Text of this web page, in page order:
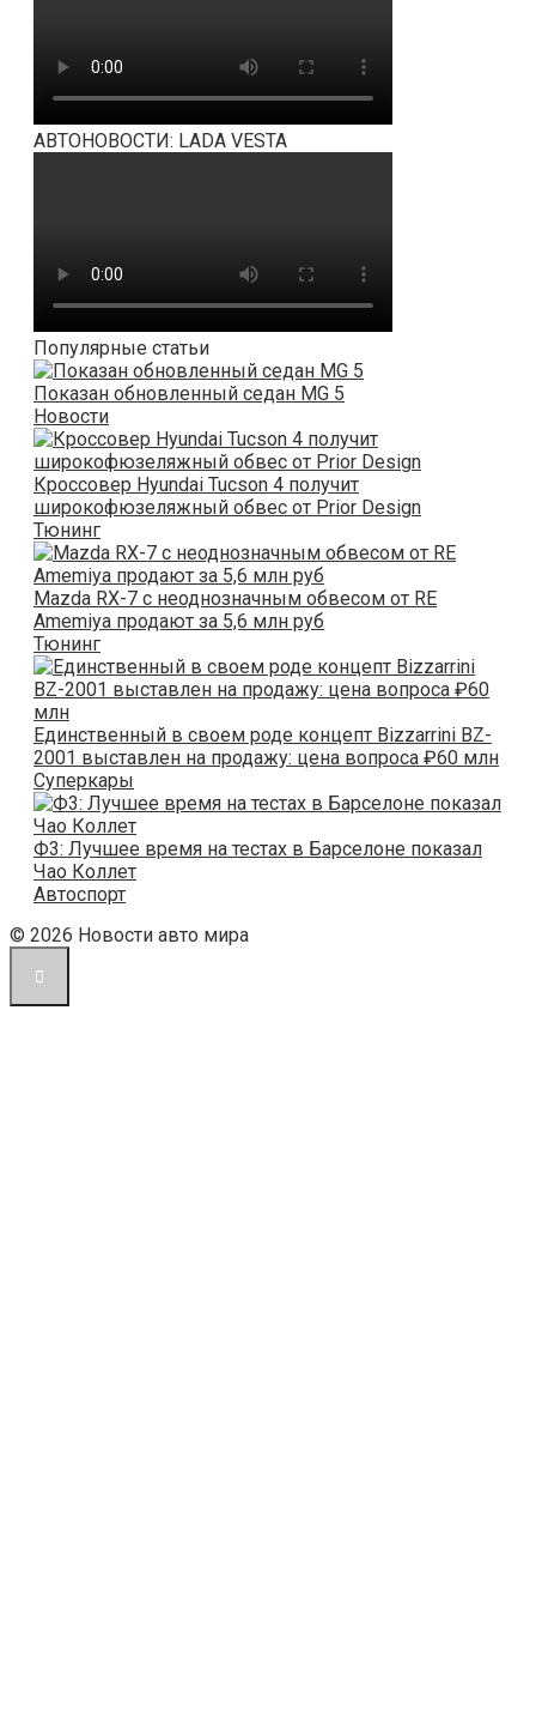
АВТОНОВОСТИ: LADA VESTA
Популярные статьи
Показан обновленный седан MG 5
Новости
Кроссовер Hyundai Tucson 4 получит
широкофюзеляжный обвес от Prior Design
Тюнинг
Mazda RX-7 с неоднозначным обвесом от RE
Amemiya продают за 5,6 млн руб
Тюнинг
Единственный в своем роде концепт Bizzarrini BZ-
2001 выставлен на продажу: цена вопроса ₽60 млн
Суперкары
Ф3: Лучшее время на тестах в Барселоне показал
Чао Коллет
Автоспорт
© 2026 Новости авто мира